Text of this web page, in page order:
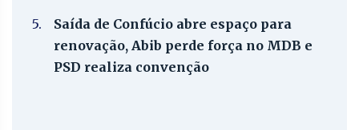
5.
Saída de Confúcio abre espaço para
renovação, Abib perde força no MDB e
PSD realiza convenção